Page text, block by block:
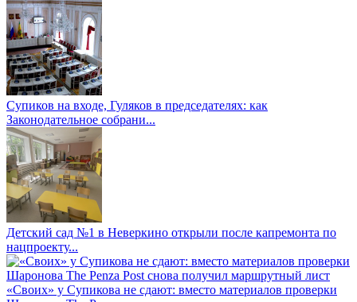
Супиков на входе, Гуляков в председателях: как
Законодательное собрани...
Детский сад №1 в Неверкино открыли после капремонта по
нацпроекту...
«Своих» у Супикова не сдают: вместо материалов проверки